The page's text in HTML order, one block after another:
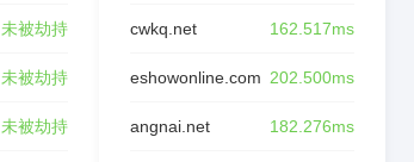
未被劫持
未被劫持
未被劫持
cwkq.net 162.517ms
eshowonline.com 202.500ms
angnai.net 182.276ms